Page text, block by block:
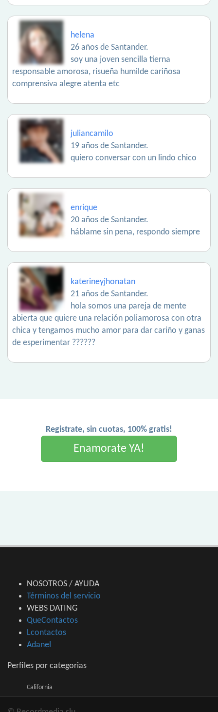
helena
26 años de Santander.
soy una joven sencilla tierna
responsable amorosa, risueña humilde cariñosa
comprensiva alegre atenta etc
juliancamilo
19 años de Santander.
quiero conversar con un lindo chico
enrique
20 años de Santander.
háblame sin pena, respondo siempre
katerineyjhonatan
21 años de Santander.
hola somos una pareja de mente
abierta que quiere una relación poliamorosa con otra
chica y tengamos mucho amor para dar cariño y ganas
de esperimentar ??????
Registrate, sin cuotas, 100% gratis!
Enamorate YA!
NOSOTROS / AYUDA
Términos del servicio
WEBS DATING
QueContactos
Lcontactos
Adanel
Perfiles por categorias
California